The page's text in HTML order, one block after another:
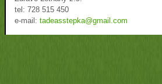
tel: 728 515 450
e-mail: tadeasstepka@gmail.com